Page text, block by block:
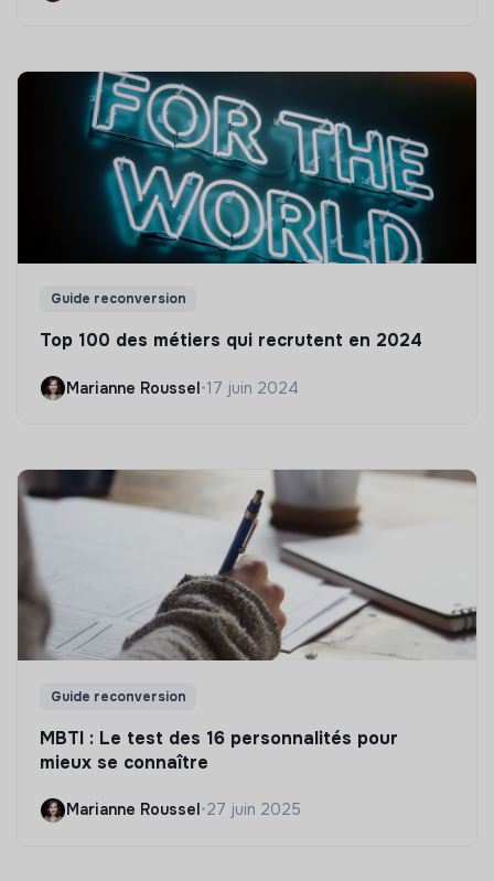
Guide reconversion
Top 100 des métiers qui recrutent en 2024
Marianne Roussel•17 juin 2024
Guide reconversion
MBTI : Le test des 16 personnalités pour
mieux se connaître
Marianne Roussel•27 juin 2025